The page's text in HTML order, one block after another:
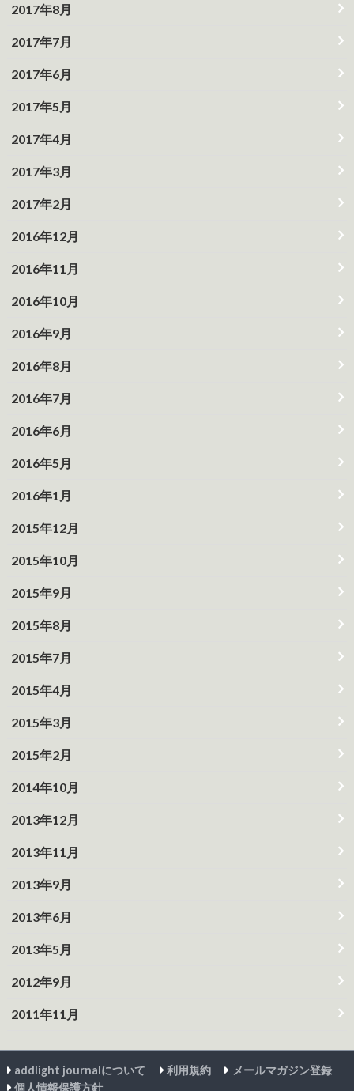
2017年8月
2017年7月
2017年6月
2017年5月
2017年4月
2017年3月
2017年2月
2016年12月
2016年11月
2016年10月
2016年9月
2016年8月
2016年7月
2016年6月
2016年5月
2016年1月
2015年12月
2015年10月
2015年9月
2015年8月
2015年7月
2015年4月
2015年3月
2015年2月
2014年10月
2013年12月
2013年11月
2013年9月
2013年6月
2013年5月
2012年9月
2011年11月
addlight journalについて 利用規約
メールマガジン登録
個人情報保護方針